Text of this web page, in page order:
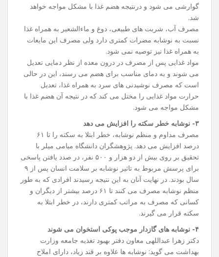
گوارشی می‌ شود و درنتیجه هضم غذا با مشکل مواجه خواهد
شد.
مصرف آب، شربت‌ های طبیعی، دوغ و ماءالشعیر به همراه غذا
نسبت به نوشابه مضرات کمتری دارد ولی مصرف این مایعات
به همراه غذا نیز توصیه نمی ‌شود.
مواد غذایی پس از مصرف در درون معده از نظر دمایی تعدیل
می ‌شوند و به دمای مناسب برای هضم می ‌رسند، این در حالی
است که مصرف نوشیدنی ‌های سرد به همراه غذا، تعدیل
حرارت مواد غذایی را مختل می ‌کند که در نتیجه آن هضم غذا با
مشکل مواجه می ‌شود.
۳- نوشابه خطر سکته را افزایش می ‌دهد
مصرف مداوم و منظم نوشابه، خطر ابتلا به سکته را تا ۶۱
درصد افزایش می ‌دهد. پژوهشگران دانشگاه میامی میلر با
تحقیق بر روی بیش از دو هزار و ۵۰۰ نفر، در صدد یافتن پاسخی
برای پرسش مربوط به تاثیر نوشابه بر سلامت انسان پس از ۹
سال بودند. در نهایت آنان به این نتیجه رسیدند افرادی که به طور
منظم نوشابه مصرف می‌ کنند تا ۶۱ درصد بیشتر از دیگران و
کسانی که مصرف به مراتب کمتری دارند، در خطر ابتلا به
سکته قرار می ‌گیرند.
۴- نوشابه ‌های گازدار موجب پوکی استخوان می شوند
دکتر زهرا عبداللهی معاون دفتر بهبود تغذیه جامعه وزارت
بهداشت می گوید: نوشابه ‌ها علاوه بر قند زیاد، دارای املاح